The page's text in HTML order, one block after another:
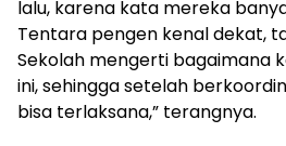
lalu, karena kata mereka
Tentara pengen kenal dekat,
Sekolah mengerti bagaimana
ini, sehingga setelah
bisa terlaksana,” terangnya.